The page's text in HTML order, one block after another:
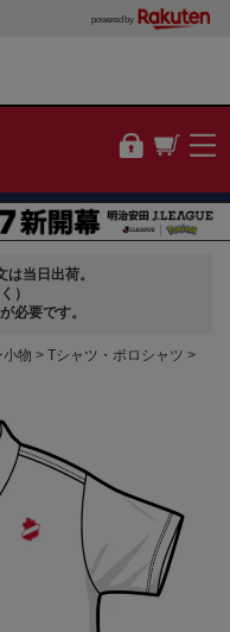
powered by
当日出荷。
）
必要です。
物
Tシャツ・ポロシャツ